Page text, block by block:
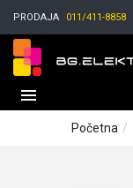
PRODAJA 011/411-8858
Početna